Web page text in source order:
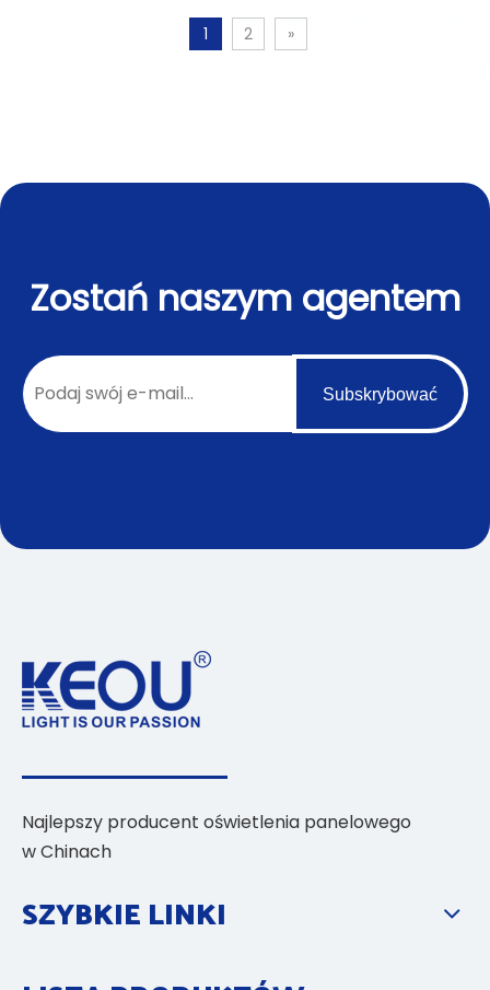
1 2 »
Zostań naszym agentem
Subskrybować
Najlepszy producent oświetlenia panelowego
w Chinach
SZYBKIE LINKI